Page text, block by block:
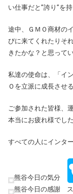
い仕事だと”誇り”を
途中、ＧＭＯ商材の
びに来てくれたりそ
きたかな？と思ってい
私達の使命は、「イ
Ｏを立派に成長させ
ご参加された皆様、
本当にお疲れ様でし
すべての人にインタ
熊谷今日の気分
熊谷今日の感謝 ス